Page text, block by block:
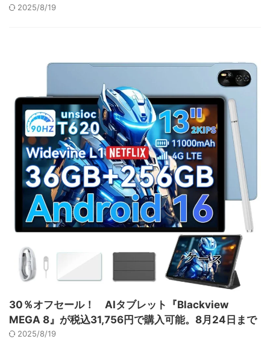
2025/8/19
30％オフセール！ AIタブレット『Blackview
MEGA 8』が税込31,756円で購入可能。8月24日まで
2025/8/19